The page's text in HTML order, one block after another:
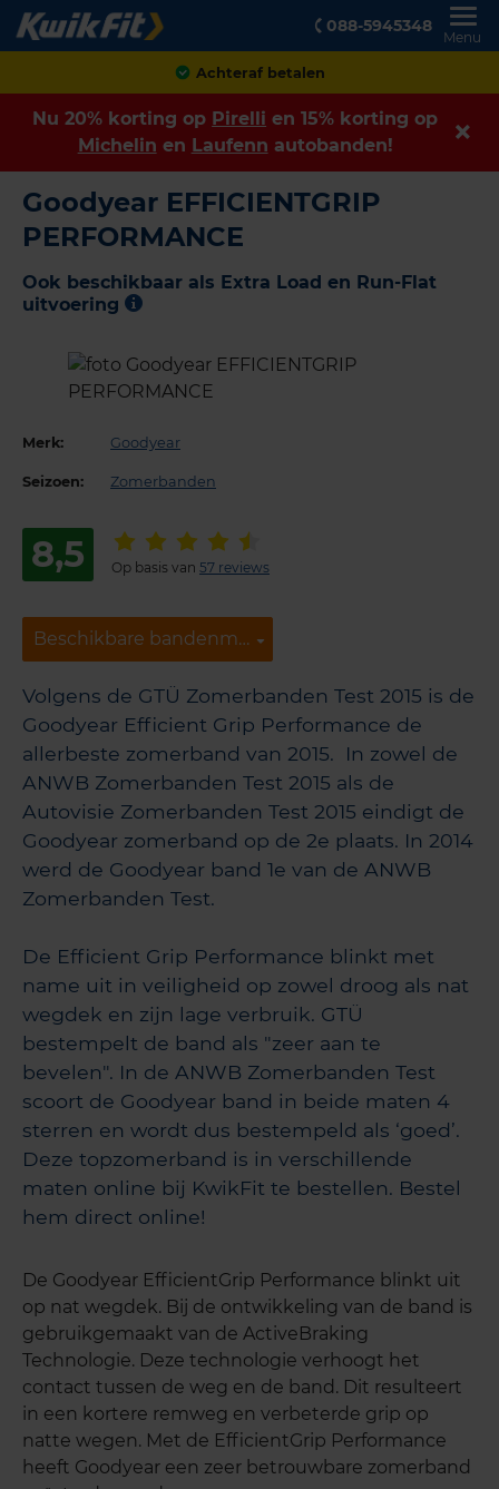
088-5945348
Menu
Achteraf betalen
Nu 20% korting op Pirelli en 15% korting op
Michelin en Laufenn autobanden!
Goodyear EFFICIENTGRIP
PERFORMANCE
Ook beschikbaar als Extra Load en Run-Flat
uitvoering
Merk: Goodyear
Seizoen: Zomerbanden
8,5 Op basis van 57 reviews
Beschikbare bandenmaten
Beschikbare bandenmaten
Volgens de GTÜ Zomerbanden Test 2015 is de
Goodyear Efficient Grip Performance de
allerbeste zomerband van 2015. In zowel de
ANWB Zomerbanden Test 2015 als de
Autovisie Zomerbanden Test 2015 eindigt de
Goodyear zomerband op de 2e plaats. In 2014
werd de Goodyear band 1e van de ANWB
Zomerbanden Test.
De Efficient Grip Performance blinkt met
name uit in veiligheid op zowel droog als nat
wegdek en zijn lage verbruik. GTÜ
bestempelt de band als "zeer aan te
bevelen". In de ANWB Zomerbanden Test
scoort de Goodyear band in beide maten 4
sterren en wordt dus bestempeld als ‘goed’.
Deze topzomerband is in verschillende
maten online bij KwikFit te bestellen. Bestel
hem direct online!
De Goodyear EfficientGrip Performance blinkt uit
op nat wegdek. Bij de ontwikkeling van de band is
gebruikgemaakt van de ActiveBraking
Technologie. Deze technologie verhoogt het
contact tussen de weg en de band. Dit resulteert
in een kortere remweg en verbeterde grip op
natte wegen. Met de EfficientGrip Performance
heeft Goodyear een zeer betrouwbare zomerband